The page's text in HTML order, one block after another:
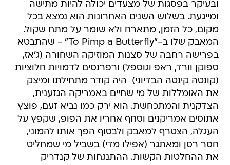
ובעיקר בפסגות של מצעדים יכולה להיות מתישה
ומייגעת. בשלוש השנים האחרונות הוא נמצא בכל
מקום, כל הזמן, מתארח ולא שומר על מתח שקול.
המאבק שלו ב-"To Pimp a Butterfly" - שהתבטא
בפרישה רחבה של סצנות המוזיקה השחורה (ג'אז,
ספוקן וורד, ראפ וגוספל) ורפרנסים לדמויות חלוציות
(קונטה קינטה הבדיוני)  היה קודר מתחילתו ומיצק
את האומללות של מי שחיים באמריקה הגזענית,
הצדקנית והמתכחשת. הוא ירק כמו נביא זעם, פוצץ
אתוסים אמריקנים וסחף אחריו את הפופ, שקפץ על
העגלה, הצטרף למאבק ולבסוף הפך אותו להמוני,
חסר רסן ומאתגר (אפילו מדי) בשביל מי שמחליט
את ההחלטות הקשות. ההתנגחות של קנדריק